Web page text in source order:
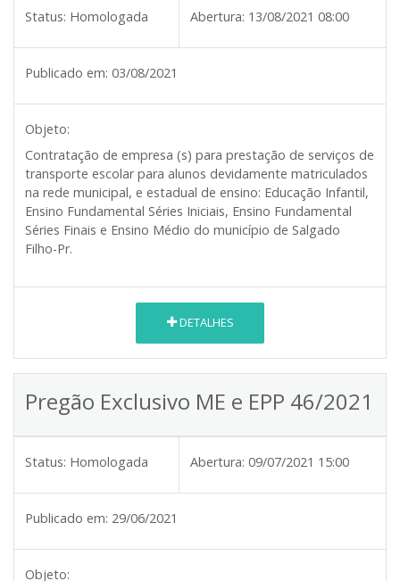
Status: Homologada Abertura: 13/08/2021 08:00
Publicado em: 03/08/2021
Objeto:
Contratação de empresa (s) para prestação de serviços de
transporte escolar para alunos devidamente matriculados
na rede municipal, e estadual de ensino: Educação Infantil,
Ensino Fundamental Séries Iniciais, Ensino Fundamental
Séries Finais e Ensino Médio do município de Salgado
Filho-Pr.
DETALHES
Pregão Exclusivo ME e EPP 46/2021
Status: Homologada Abertura: 09/07/2021 15:00
Publicado em: 29/06/2021
Objeto: